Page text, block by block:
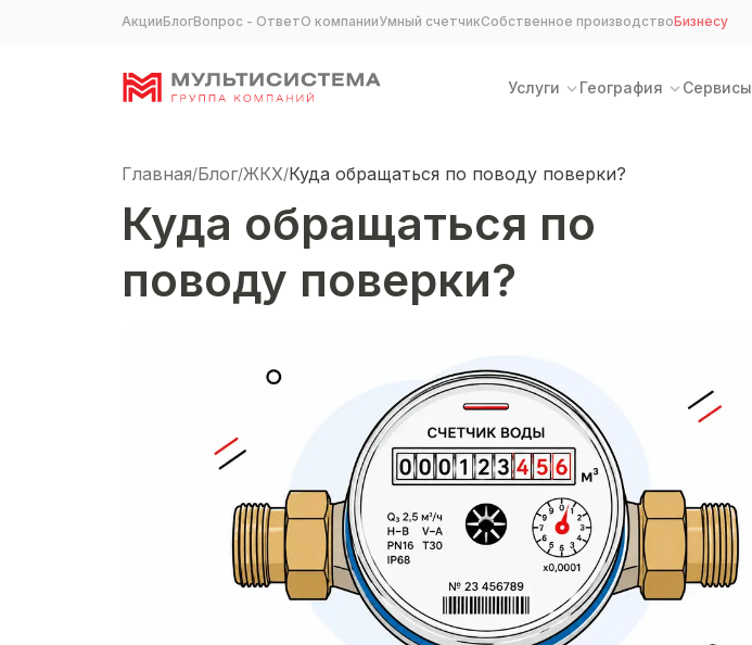
АкцииБлогВопрос - ОтветО компанииУмный счетчикСобственное производствоБизнесу
Услуги География Сервисы
Главная/Блог/ЖКХ/Куда обращаться по поводу поверки?
Куда обращаться по
поводу поверки?